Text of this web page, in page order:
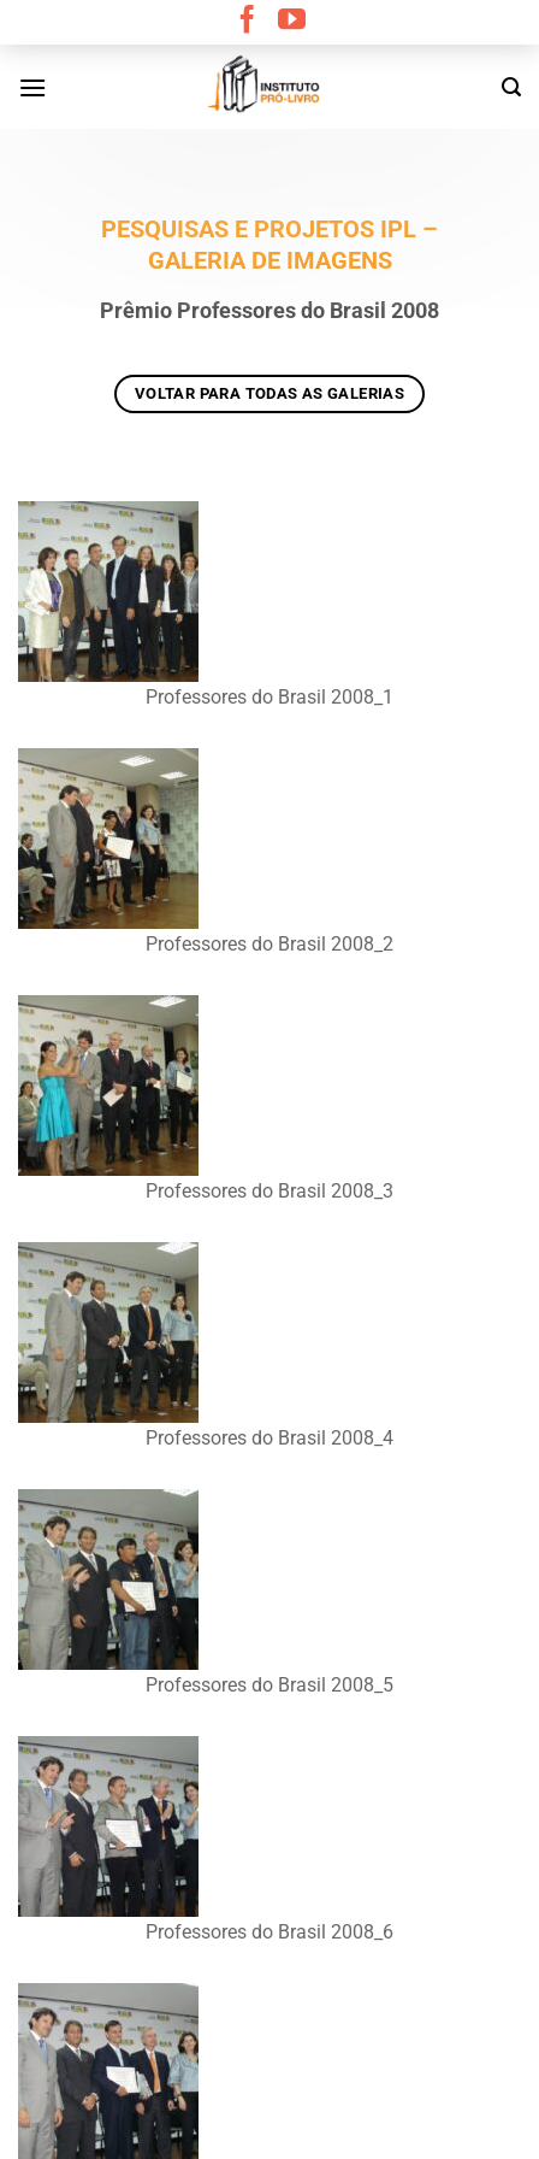
content
PESQUISAS E PROJETOS IPL –
GALERIA DE IMAGENS
Prêmio Professores do Brasil 2008
VOLTAR PARA TODAS AS GALERIAS
Professores do Brasil 2008_1
Professores do Brasil 2008_2
Professores do Brasil 2008_3
Professores do Brasil 2008_4
Professores do Brasil 2008_5
Professores do Brasil 2008_6